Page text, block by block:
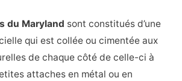
du Maryland sont constitués d’une
qui est collée ou cimentée aux
de chaque côté de celle-ci à
attaches en métal ou en